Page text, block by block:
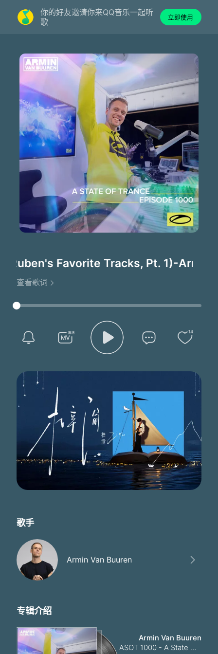
你的好友邀请你来QQ音乐一起听
歌
立即使用
Favorite Tracks, Pt. 1)-Armin
查看歌词
14
歌手
Armin Van Buuren
专辑介绍
Armin Van Buuren
ASOT 1000 - A State Of Trance Episode 1000